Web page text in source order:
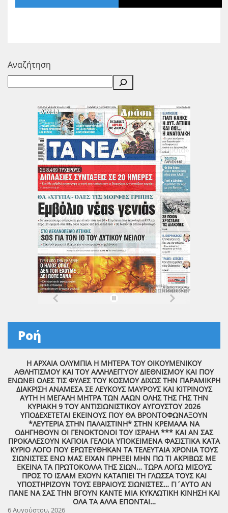
Αναζήτηση
Ροή
Η ΑΡΧΑΙΑ ΟΛΥΜΠΙΑ Η ΜΗΤΕΡΑ ΤΟΥ ΟΙΚΟΥΜΕΝΙΚΟΥ
ΑΘΛΗΤΙΣΜΟΥ ΚΑΙ ΤΟΥ ΑΛΛΗΛΕΓΓΥΟΥ ΔΙΕΘΝΙΣΜΟΥ ΚΑΙ ΠΟΥ
ΕΝΩΝΕΙ ΟΛΕΣ ΤΙΣ ΦΥΛΕΣ ΤΟΥ ΚΟΣΜΟΥ ΔΙΧΩΣ ΤΗΝ ΠΑΡΑΜΙΚΡΗ
ΔΙΑΚΡΙΣΗ ΑΝΑΜΕΣΑ ΣΕ ΛΕΥΚΟΥΣ ΜΑΥΡΟΥΣ ΚΑΙ ΚΙΤΡΙΝΟΥΣ
ΑΥΤΗ Η ΜΕΓΑΛΗ ΜΗΤΡΑ ΤΩΝ ΛΑΩΝ ΟΛΗΣ ΤΗΣ ΓΗΣ ΤΗΝ
ΚΥΡΙΑΚΗ 9 ΤΟΥ ΑΝΤΙΣΙΩΝΙΣΤΙΚΟΥ ΑΥΓΟΥΣΤΟΥ 2026
ΥΠΟΔΕΧΕΤΕΤΑΙ ΕΚΕΙΝΟΥΣ ΠΟΥ ΘΑ ΒΡΟΝΤΟΦΩΝΑΞΟΥΝ
*ΛΕΥΤΕΡΙΑ ΣΤΗΝ ΠΑΛΑΙΣΤΙΝΗ* ΣΤΗΝ ΚΡΕΜΑΛΑ ΝΑ
ΟΔΗΓΗΘΟΥΝ ΟΙ ΓΕΝΟΚΤΟΝΟΙ ΤΟΥ ΙΣΡΑΗΛ *** ΚΑΙ ΑΝ ΣΑΣ
ΠΡΟΚΑΛΕΣΟΥΝ ΚΑΠΟΙΑ ΓΕΛΟΙΑ ΥΠΟΚΕΙΜΕΝΑ ΦΑΣΙΣΤΙΚΑ ΚΑΤΑ
ΚΥΡΙΟ ΛΟΓΟ ΠΟΥ ΕΡΩΤΕΥΘΗΚΑΝ ΤΑ ΤΕΛΕΥΤΑΙΑ ΧΡΟΝΙΑ ΤΟΥΣ
ΣΙΩΝΙΣΤΕΣ ΕΝΩ ΜΑΣ ΕΙΧΑΝ ΠΡΗΞΕΙ ΜΗΝ ΠΩ ΤΙ ΑΚΡΙΒΩΣ ΜΕ
ΕΚΕΙΝΑ ΤΑ ΠΡΩΤΟΚΟΛΛΑ ΤΗΣ ΣΙΩΝ… ΤΩΡΑ ΛΟΓΩ ΜΙΣΟΥΣ
ΠΡΟΣ ΤΟ ΙΣΛΑΜ ΕΧΟΥΝ ΚΑΤΑΠΙΕΙ ΤΗ ΓΛΩΣΣΑ ΤΟΥΣ ΚΑΙ
ΥΠΟΣΤΗΡΙΖΟΥΝ ΤΟΥΣ ΕΒΡΑΙΟΥΣ ΣΙΩΝΙΣΤΕΣ… ΓΙ΄ΑΥΤΟ ΑΝ
ΠΑΝΕ ΝΑ ΣΑΣ ΤΗΝ ΒΓΟΥΝ ΚΑΝΤΕ ΜΙΑ ΚΥΚΛΩΤΙΚΗ ΚΙΝΗΣΗ ΚΑΙ
ΟΛΑ ΤΑ ΑΛΛΑ ΕΠΟΝΤΑΙ…
6 Αυγούστου, 2026